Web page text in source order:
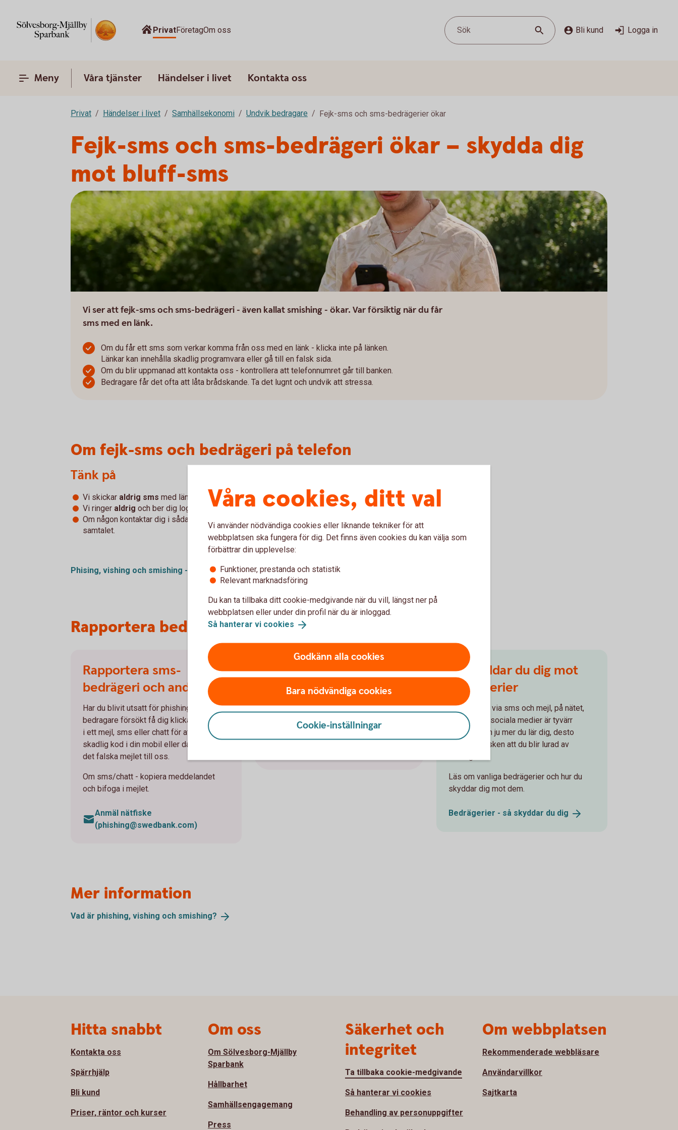
PrivatFöretagOm oss Sök Bli kund Logga in
Meny Våra tjänster Händelser i livet Kontakta oss
Privat Händelser i livet Samhällsekonomi Undvik bedragare Fejk-sms och sms-bedrägerier ökar
Fejk-sms och sms-bedrägeri ökar – skydda dig
mot bluff-sms
Vi ser att fejk-sms och sms-bedrägeri - även kallat smishing - ökar. Var försiktig när du får
sms med en länk.
Om du får ett sms som verkar komma från oss med en länk - klicka inte på länken.
Länkar kan innehålla skadlig programvara eller gå till en falsk sida.
Om du blir uppmanad att kontakta oss - kontrollera att telefonnumret går till banken.
Bedragare får det ofta att låta brådskande. Ta det lugnt och undvik att stressa.
Om fejk-sms och bedrägeri på telefon
Tänk på
Vi skickar aldrig sms med länk till dig.
Vi ringer aldrig och ber dig logga in och beraldrig
om dina koder.
Om någon kontaktar dig i sådana frågor, svara inte eller avsluta
samtalet.
Phising, vishing och smishing - vad ärdet?
Rapportera bedrägerier och bluff-sms
Rapportera sms-
bedrägeri och andra
Har du blivit utsatt för phishing där en
bedragare försökt få dig klicka på en länk
i ett mejl, sms eller chatt för att få in
skadlig kod i din mobil eller dator? Skicka
det falska mejlet till oss.
Om sms/chatt - kopiera meddelandet
och bifoga i mejlet.
Anmäl nätfiske
(phishing@swedbank.com)
Om du fått ett bluff-sms
Om du fått ett bluff-sms – anmäl det
Rapportera skräp som ligger längst ner i
sms:et under "Avsändaren finns inte i din
kontaktlista". På så sätt hjälper du din
Så skyddar du dig mot
bedrägerier
Bedrägerier via sms och mejl, på nätet,
telefon och sociala medier är tyvärr
vanliga. Men ju mer du lär dig, desto
mindre är risken att du blir lurad av
Läs om vanliga bedrägerier och hur du
skyddar dig mot dem.
Bedrägerier - så skyddar du dig
Mer information
Vad är phishing, vishing och smishing?
Våra cookies, ditt val
Vi använder nödvändiga cookies eller liknande tekniker för att
webbplatsen ska fungera för dig. Det finns även cookies du kan välja som
förbättrar din upplevelse:
Funktioner, prestanda och statistik
Relevant marknadsföring
Du kan ta tillbaka ditt cookie-medgivande när du vill, längst ner på
webbplatsen eller under din profil när du är inloggad.
Så hanterar vi cookies
Godkänn alla cookies
Bara nödvändiga cookies
Cookie-inställningar
Hitta snabbt
Kontakta oss
Spärrhjälp
Bli kund
Priser, räntor och kurser
Om oss
Om Sölvesborg-Mjällby
Sparbank
Hållbarhet
Samhällsengagemang
Press
Säkerhet och
integritet
Ta tillbaka cookie-medgivande
Så hanterar vi cookies
Behandling av personuppgifter
Om webbplatsen
Rekommenderade webbläsare
Användarvillkor
Sajtkarta